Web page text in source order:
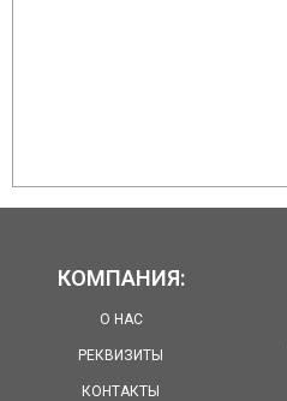
КОМПАНИЯ:
О НАС
РЕКВИЗИТЫ
КОНТАКТЫ